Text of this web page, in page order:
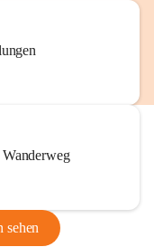
sehen